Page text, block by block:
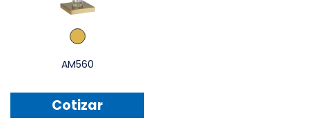
AM560
Cotizar